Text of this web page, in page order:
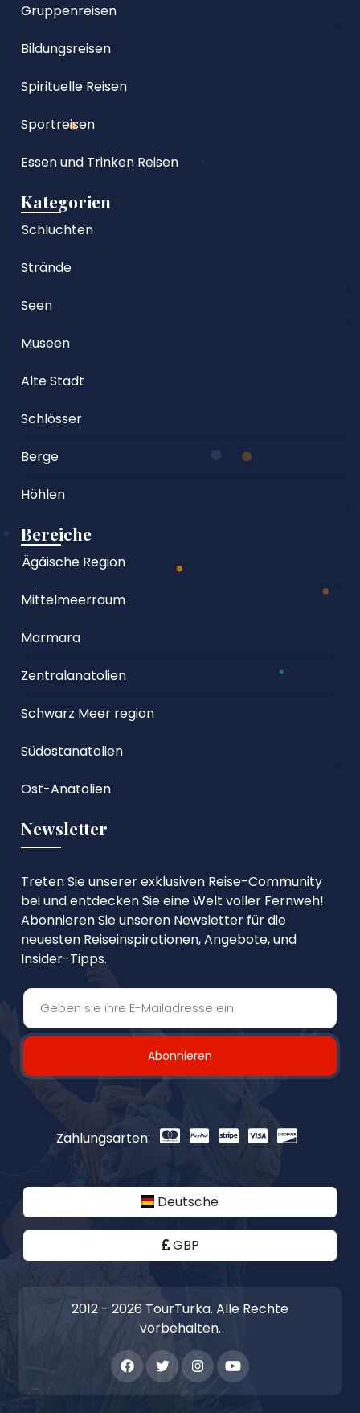
Gruppenreisen
Bildungsreisen
Spirituelle Reisen
Sportreisen
Essen und Trinken Reisen
Kategorien
Schluchten
Strände
Seen
Museen
Alte Stadt
Schlösser
Berge
Höhlen
Bereiche
Ägäische Region
Mittelmeerraum
Marmara
Zentralanatolien
Schwarz Meer region
Südostanatolien
Ost-Anatolien
Newsletter
Treten Sie unserer exklusiven Reise-Community
bei und entdecken Sie eine Welt voller Fernweh!
Abonnieren Sie unseren Newsletter für die
neuesten Reiseinspirationen, Angebote, und
Insider-Tipps.
Abonnieren
Zahlungsarten:
Deutsche
GBP
2012 - 2026 TourTurka. Alle Rechte
vorbehalten.